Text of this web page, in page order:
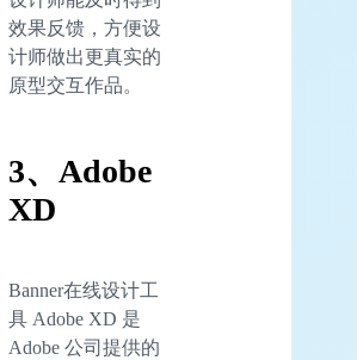
效果反馈，方便设
计师做出更真实的
原型交互作品。
3、Adobe
XD
Banner在线设计工
具 Adobe XD 是
Adobe 公司提供的